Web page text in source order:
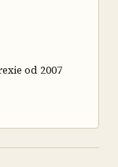
od 2007